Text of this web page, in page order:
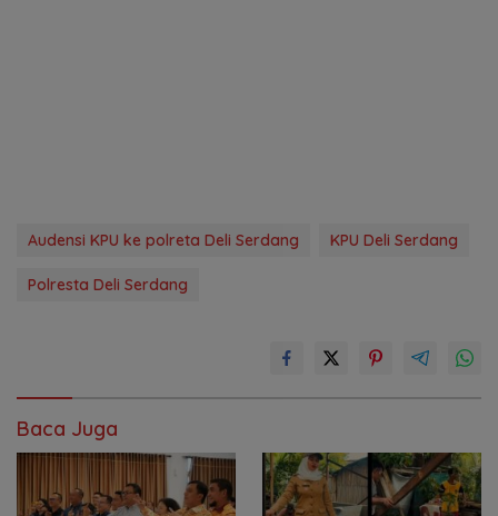
Audensi KPU ke polreta Deli Serdang KPU Deli Serdang
Polresta Deli Serdang
Baca Juga